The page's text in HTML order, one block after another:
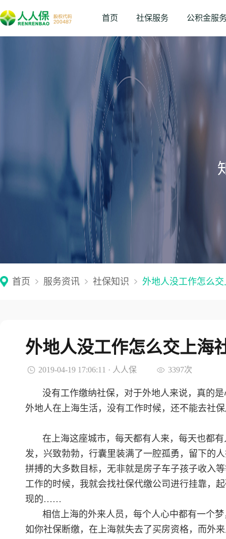
首页 社保服务 公积金服
首页 服务资讯 社保知识 外地人没工作怎么
外地人没工作怎么交上海
2019-04-19 17:06:11 · 人人保 3397次
没有工作缴纳社保，对于外地人来说，真的
外地人在上海生活，没有工作时候，还不能去社
在上海这座城市，每天都有人来，每天也都
发，兴致勃勃，行囊里装满了一腔孤勇，留下的
拼搏的大多数目标，无非就是房子车子孩子收入
工作的时候，我就会找社保代缴公司进行挂靠，
现的……
相信上海的外来人员，每个人心中都有一个
如你社保断缴，在上海就失去了买房资格，而外